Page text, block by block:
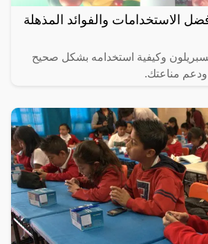
الاستخدامات والفوائد المذهلة
وكيفية استخدامه بشكل صحيح
مناعتك.